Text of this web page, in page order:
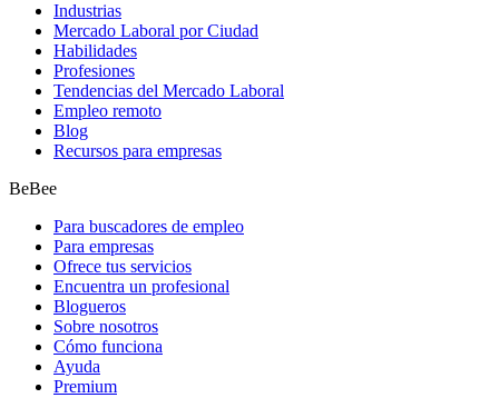
Industrias
Mercado Laboral por Ciudad
Habilidades
Profesiones
Tendencias del Mercado Laboral
Empleo remoto
Blog
Recursos para empresas
BeBee
Para buscadores de empleo
Para empresas
Ofrece tus servicios
Encuentra un profesional
Blogueros
Sobre nosotros
Cómo funciona
Ayuda
Premium